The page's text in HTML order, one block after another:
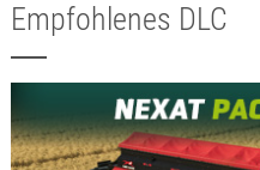
Empfohlenes DLC